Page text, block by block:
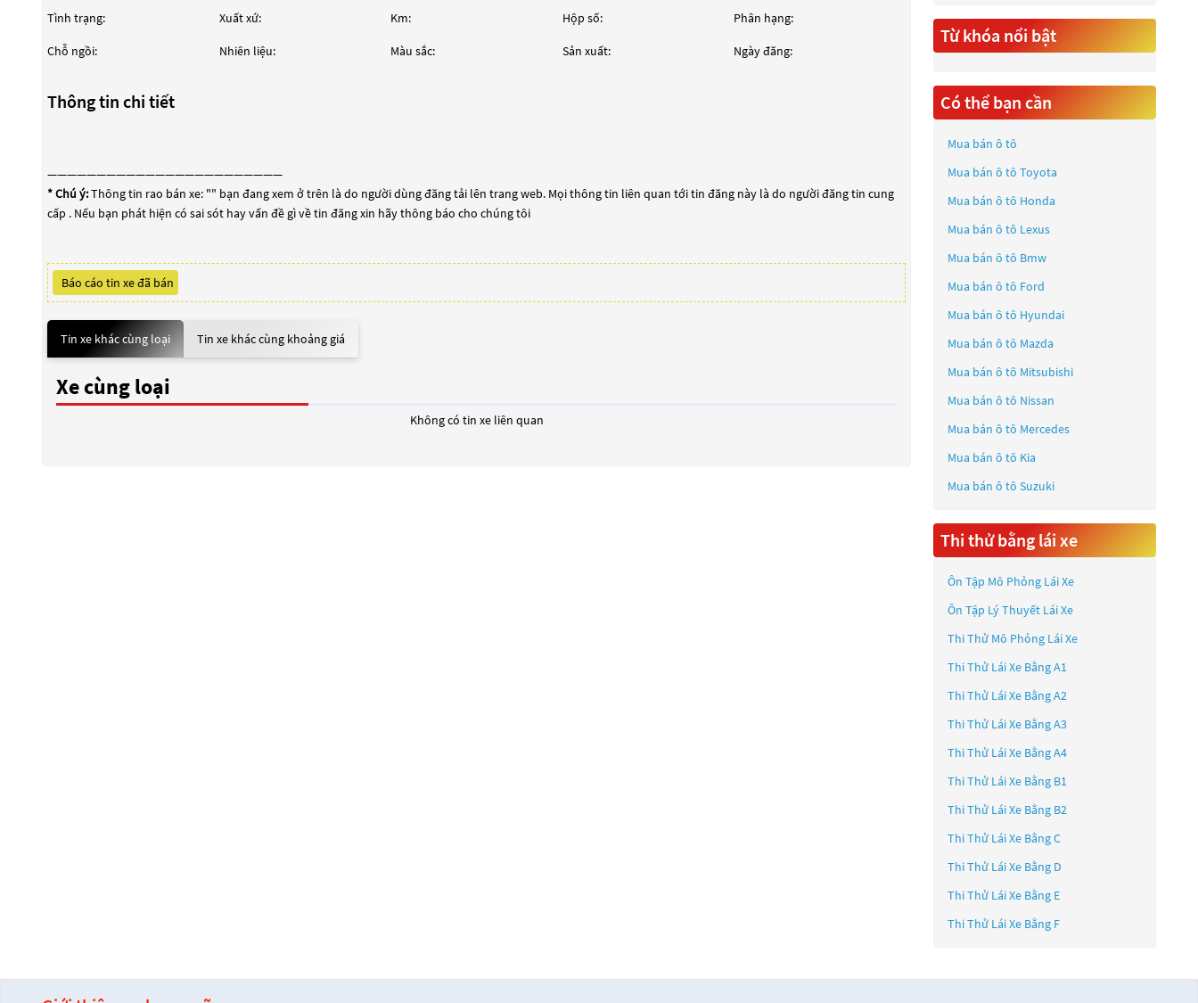
Tình trạng: Xuất xứ: Km: Hộp số: Phân hạng:
Chỗ ngồi: Nhiên liệu: Màu sắc: Sản xuất: Ngày đăng:
Thông tin chi tiết
————————————————————————
* Chú ý:Thông tin rao bán xe: "" bạn đang xem ở trên là do người dùng đăng tải lên trang web. Mọi thông tin liên quan tới tin đăng này là do người đăng tin cung
cấp . Nếu bạn phát hiện có sai sót hay vấn đề gì về tin đăng xin hãy thông báo cho chúng tôi
Báo cáo tin xe đã bán
Tin xe khác cùng loại Tin xe khác cùng khoảng giá
Xe cùng loại
Không có tin xe liên quan
Từ khóa nổi bật
Có thể bạn cần
Mua bán ô tô
Mua bán ô tô Toyota
Mua bán ô tô Honda
Mua bán ô tô Lexus
Mua bán ô tô Bmw
Mua bán ô tô Ford
Mua bán ô tô Hyundai
Mua bán ô tô Mazda
Mua bán ô tô Mitsubishi
Mua bán ô tô Nissan
Mua bán ô tô Mercedes
Mua bán ô tô Kia
Mua bán ô tô Suzuki
Thi thử bằng lái xe
Ôn Tập Mô Phỏng Lái Xe
Ôn Tập Lý Thuyết Lái Xe
Thi Thử Mô Phỏng Lái Xe
Thi Thử Lái Xe Bằng A1
Thi Thử Lái Xe Bằng A2
Thi Thử Lái Xe Bằng A3
Thi Thử Lái Xe Bằng A4
Thi Thử Lái Xe Bằng B1
Thi Thử Lái Xe Bằng B2
Thi Thử Lái Xe Bằng C
Thi Thử Lái Xe Bằng D
Thi Thử Lái Xe Bằng E
Thi Thử Lái Xe Bằng F